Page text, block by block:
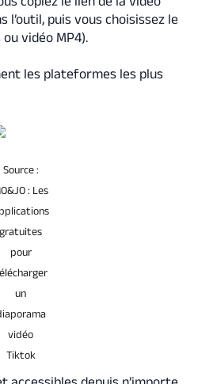
l’outil, puis vous choisissez le
vidéo MP4).
les plateformes les plus
Source :
: Les
gratuites
pour
un
vidéo
Tiktok